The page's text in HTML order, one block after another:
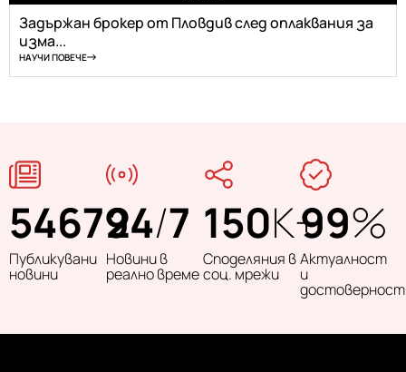
Задържан брокер от Пловдив след оплаквания за
изма...
НАУЧИ ПОВЕЧЕ
54679
Публикувани
новини
24/7
Новини в
реално време
150K+
Споделяния в
соц. мрежи
99%
Актуалност
и
достоверност